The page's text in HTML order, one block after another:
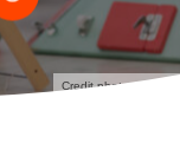
Credit photo: Adobe